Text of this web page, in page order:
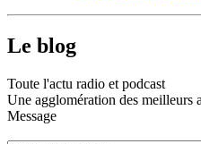
Le blog
Toute l'actu radio et podcast
Une agglomération des meilleurs
Message